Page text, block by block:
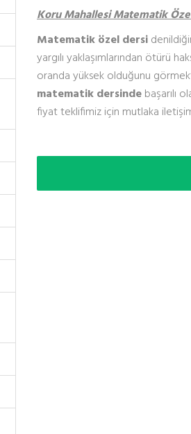
Koru Mahallesi Matematik
Matematik özel dersi
yargılı yaklaşımlarından ötürü
oranda yüksek olduğunu
matematik dersindebaşarılı
fiyat teklifimiz için mutlaka